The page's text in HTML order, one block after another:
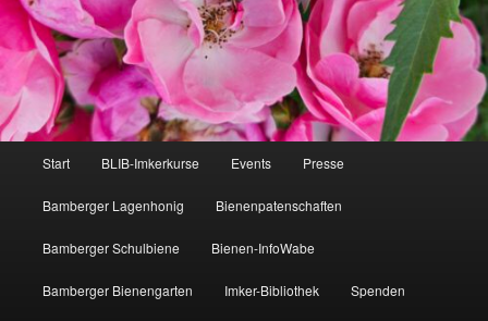
Start BLIB-Imkerkurse Events Presse
Bamberger Lagenhonig Bienenpatenschaften
Bamberger Schulbiene Bienen-InfoWabe
Bamberger Bienengarten Imker-Bibliothek Spenden